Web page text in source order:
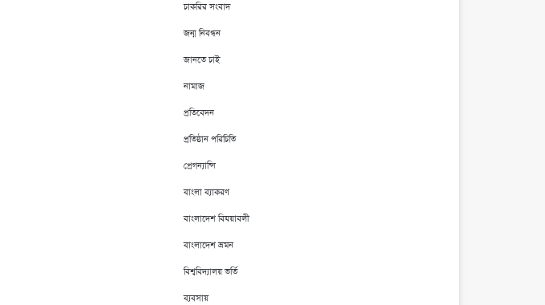
চাকরির সংবাদ
জন্ম নিবন্ধন
জানতে চাই
নামাজ
প্রতিবেদন
প্রতিষ্ঠান পরিচিতি
প্রেগন্যান্সি
বাংলা ব্যাকরণ
বাংলাদেশ বিষয়াবলী
বাংলাদেশ ভ্রমন
বিশ্ববিদ্যালয় ভর্তি
ব্যবসায়